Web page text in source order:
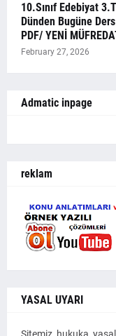
10.Sınıf Edebiyat
Dünden Bugüne
PDF/ YENİ
February 27, 2026
Admatic inpage
reklam
YASAL UYARI